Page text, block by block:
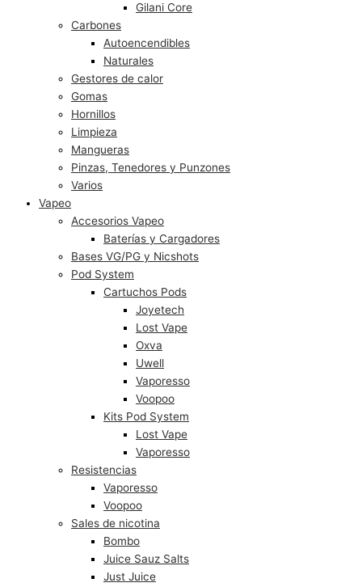
Gilani Core
Carbones
Autoencendibles
Naturales
Gestores de calor
Gomas
Hornillos
Limpieza
Mangueras
Pinzas, Tenedores y Punzones
Varios
Vapeo
Accesorios Vapeo
Baterías y Cargadores
Bases VG/PG y Nicshots
Pod System
Cartuchos Pods
Joyetech
Lost Vape
Oxva
Uwell
Vaporesso
Voopoo
Kits Pod System
Lost Vape
Vaporesso
Resistencias
Vaporesso
Voopoo
Sales de nicotina
Bombo
Juice Sauz Salts
Just Juice